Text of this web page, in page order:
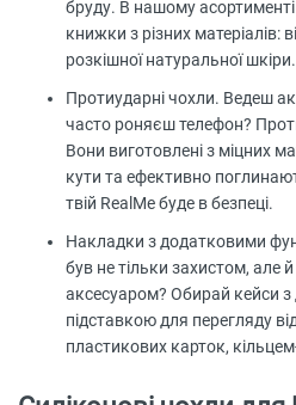
бруду. В нашому
книжки з різних матеріалів:
розкішної натуральної шкіри.
Протиударні чохли. Ведеш
часто роняєш телефон?
Вони виготовлені з міцних
кути та ефективно
твій RealMe буде в безпеці.
Накладки з додатковими
був не тільки захистом, але
аксесуаром? Обирай кейси
підставкою для перегляду
пластикових карток,